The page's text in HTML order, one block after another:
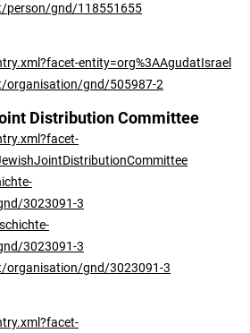
person/gnd/118551655
entity=org%3AAgudatIsrael
organisation/gnd/505987-2
Distribution Committee
3023091-3
3023091-3
organisation/gnd/3023091-3